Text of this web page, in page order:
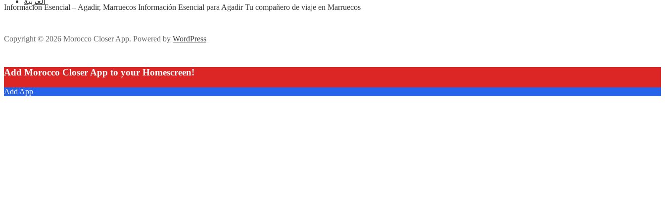
Información Esencial – Agadir, Marruecos Información Esencial para Agadir Tu compañero de viaje en Marruecos
Copyright © 2026 Morocco Closer App. Powered by WordPress
Add Morocco Closer App to your Homescreen!
Add App